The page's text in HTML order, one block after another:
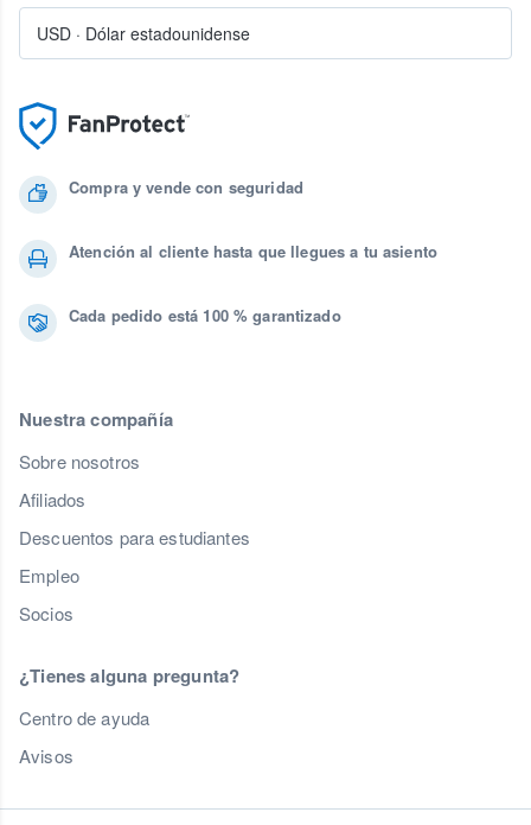
Compra y vende con seguridad
Atención al cliente hasta que llegues a tu asiento
Cada pedido está 100 % garantizado
Nuestra compañía
Sobre nosotros
Afiliados
Descuentos para estudiantes
Empleo
Socios
¿Tienes alguna pregunta?
Centro de ayuda
Avisos
USD · Dólar estadounidense